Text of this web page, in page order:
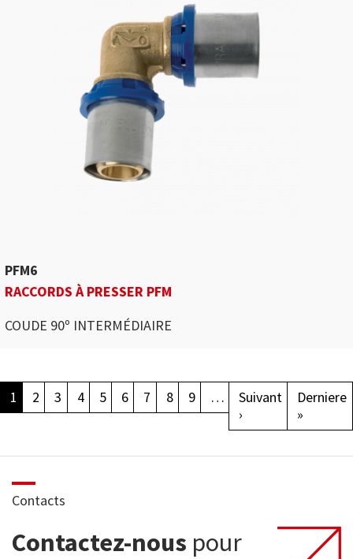
PFM6
RACCORDS À PRESSER PFM
COUDE 90º INTERMÉDIAIRE
Pagination
1 2 3 4 5 6 7 8 9 …
Suivant
›Page suivante
Derniere
»
Contacts
Contactez-nous pour